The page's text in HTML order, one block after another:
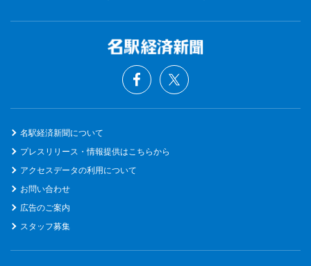
名駅経済新聞について
プレスリリース・情報提供はこちらから
アクセスデータの利用について
お問い合わせ
広告のご案内
スタッフ募集